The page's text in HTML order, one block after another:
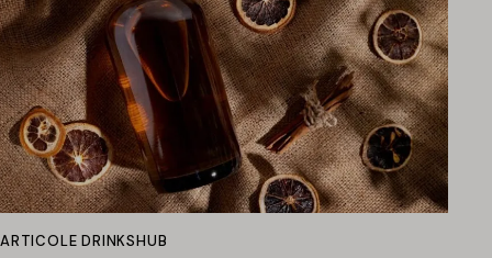
ARTICOLE DRINKSHUB